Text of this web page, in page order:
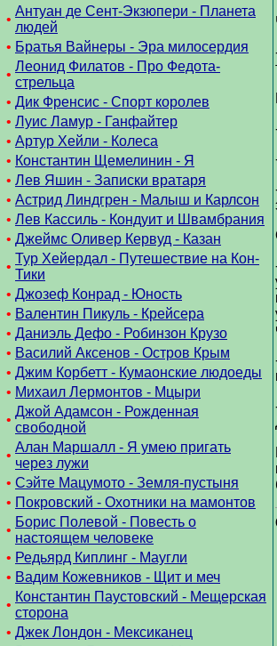
•
Антуан де Сент-Экзюпери - Планета
людей
• Братья Вайнеры - Эра милосердия
•
Леонид Филатов - Про Федота-
стрельца
• Дик Френсис - Спорт королев
• Луис Ламур - Ганфайтер
• Артур Хейли - Колеса
• Константин Щемелинин - Я
• Лев Яшин - Записки вратаря
• Астрид Линдгрен - Малыш и Карлсон
• Лев Кассиль - Кондуит и Швамбрания
• Джеймс Оливер Кервуд - Казан
•
Тур Хейердал - Путешествие на Кон-
Тики
• Джозеф Конрад - Юность
• Валентин Пикуль - Крейсера
• Даниэль Дефо - Робинзон Крузо
• Василий Аксенов - Остров Крым
• Джим Корбетт - Кумаонские людоеды
• Михаил Лермонтов - Мцыри
•
Джой Адамсон - Рожденная
свободной
•
Алан Маршалл - Я умею пригать
через лужи
• Сэйте Мацумото - Земля-пустыня
• Покровский - Охотники на мамонтов
•
Борис Полевой - Повесть о
настоящем человеке
• Редьярд Киплинг - Маугли
• Вадим Кожевников - Щит и меч
•
Константин Паустовский - Мещерская
сторона
• Джек Лондон - Мексиканец